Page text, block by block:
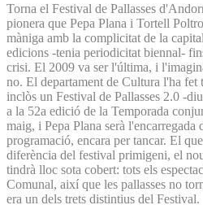
Torna el Festival de Pallasses
pionera que Pepa Plana i Tortell
màniga amb la complicitat de la
edicions -tenia periodicitat biennal-
crisi. El 2009 va ser l'última, i
no. El departament de Cultura l'ha fet
inclòs un Festival de Pallasses 2.0 -
a la 52a edició de la Temporada
maig, i Pepa Plana serà l'encarregada
programació, encara per tancar. El
diferència del festival primigeni, el
tindrà lloc sota cobert: tots els
Comunal, així que les pallasses no
era un dels trets distintius del Festival.